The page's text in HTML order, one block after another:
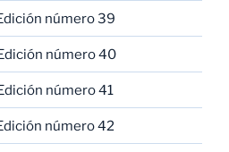
número 39
número 40
número 41
número 42